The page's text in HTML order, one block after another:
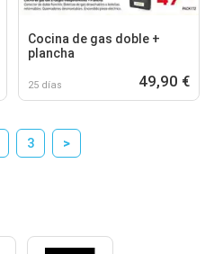
Cocina de gas doble +
plancha
25 días 49,90 €
3 >